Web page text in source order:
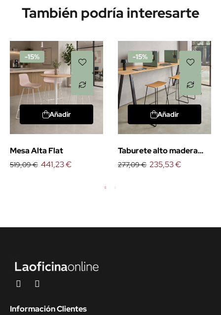
También podría interesarte
-15%
Añadir
Mesa Alta Flat
519,09 € 441,23 €
-15%
Añadir
Taburete alto madera
Tao
277,09 € 235,53 €
Información Clientes